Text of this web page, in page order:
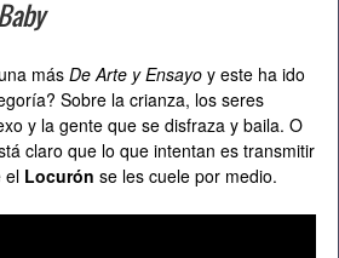
más De Arte y Ensayo y este ha ido
Sobre la crianza, los seres
y la gente que se disfraza y baila. O
claro que lo que intentan es transmitir
el Locurón se les cuele por medio.